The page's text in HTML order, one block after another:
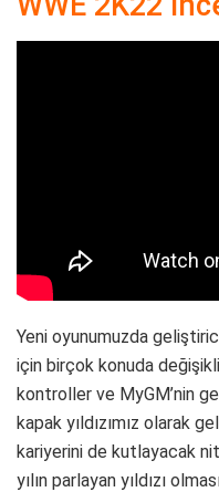
Yeni oyunumuzda
için birçok konuda
kontroller ve MyGM’nin
kapak yıldızımız olarak
kariyerini de kutlayacak
yılın parlayan yıldızı